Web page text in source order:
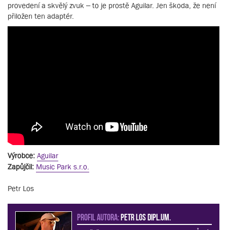
provedení a skvělý zvuk – to je prostě Aguilar. Jen škoda, že není
přiložen ten adaptér.
Výrobce: Aguilar
Zapůjčil: Music Park s.r.o.
Petr Los
PROFIL AUTORA:Petr Los dipl.um.